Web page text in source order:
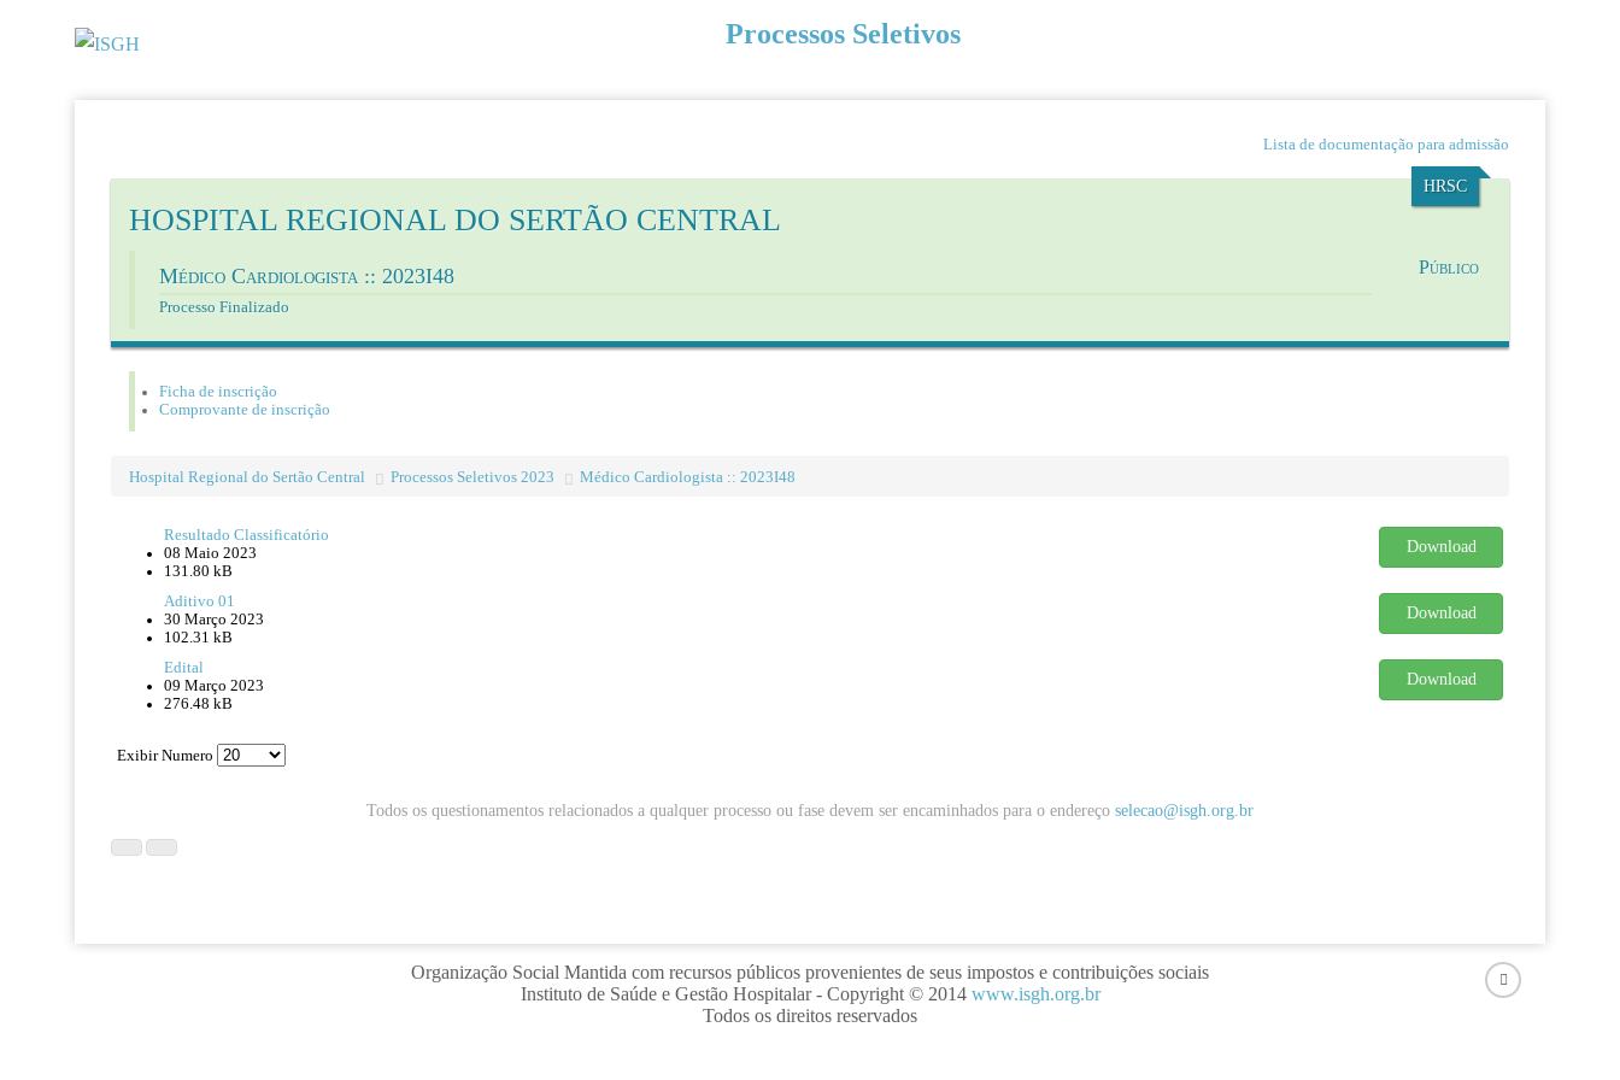
Processos Seletivos
Lista de documentação para admissão
HOSPITAL REGIONAL DO SERTÃO CENTRAL
Médico Cardiologista :: 2023I48
Processo Finalizado
Público
HRSC
Ficha de inscrição
Comprovante de inscrição
Hospital Regional do Sertão Central Processos Seletivos 2023 Médico Cardiologista :: 2023I48
Resultado Classificatório
08 Maio 2023
131.80 kB
Download
Aditivo 01
30 Março 2023
102.31 kB
Download
Edital
09 Março 2023
276.48 kB
Download
Exibir Numero
Todos os questionamentos relacionados a qualquer processo ou fase devem ser encaminhados para o endereço selecao@isgh.org.br
Organização Social Mantida com recursos públicos provenientes de seus impostos e contribuições sociais
Instituto de Saúde e Gestão Hospitalar- Copyright © 2014 www.isgh.org.br
Todos os direitos reservados